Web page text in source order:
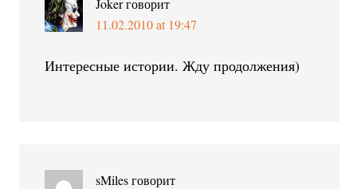
Jokerговорит
11.02.2010 at 19:47
Интересные истории. Жду продолжения)
sMiles говорит